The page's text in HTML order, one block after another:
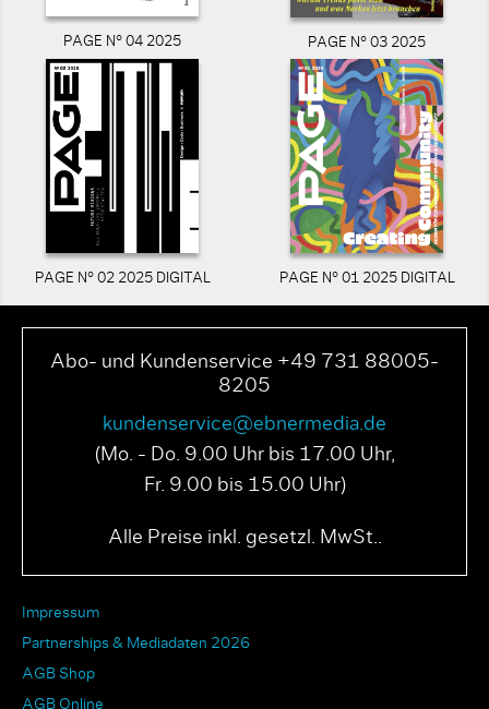
PAGE N° 04 2025 PAGE N° 03 2025
PAGE N° 02 2025 DIGITAL PAGE N° 01 2025 DIGITAL
Abo- und Kundenservice +49 731 88005-
8205
kundenservice@ebnermedia.de
(Mo. - Do. 9.00 Uhr bis 17.00 Uhr,
Fr. 9.00 bis 15.00 Uhr)
Alle Preise inkl. gesetzl. MwSt..
Impressum
Partnerships & Mediadaten 2026
AGB Shop
AGB Online